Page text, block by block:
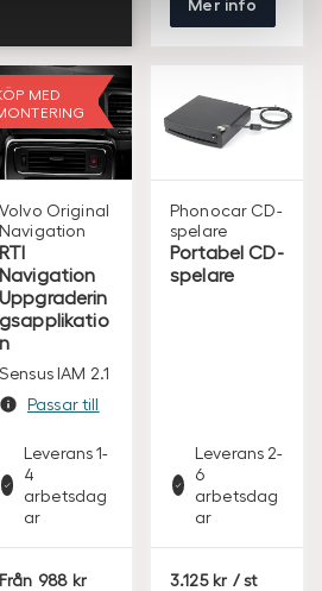
MED
Volvo Original
Navigation
RTI
Navigation
Uppgraderin
gsapplikatio
n
Sensus IAM 2.1
Passar till
Leverans 1-
4
arbetsdag
ar
Från 988 S
Phonocar CD-
spelare
Portabel CD-
spelare
Leverans 2-
6
arbetsdag
ar
3.125 S / st